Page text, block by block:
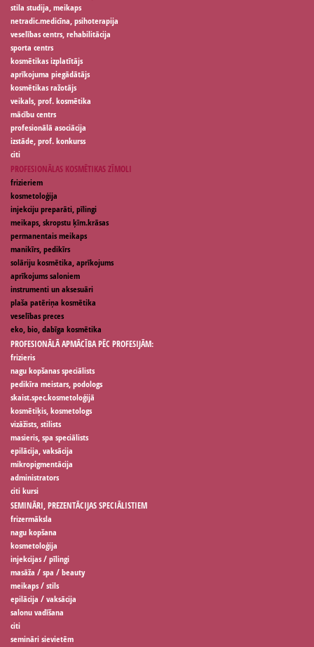
stila studija, meikaps
netradic.medicīna, psihoterapija
veselības centrs, rehabilitācija
sporta centrs
kosmētikas izplatītājs
aprīkojuma piegādātājs
kosmētikas ražotājs
veikals, prof. kosmētika
mācību centrs
profesionālā asociācija
izstāde, prof. konkurss
citi
PROFESIONĀLAS KOSMĒTIKAS ZĪMOLI
frizieriem
kosmetoloģija
injekciju preparāti, pīlingi
meikaps, skropstu ķīm.krāsas
permanentais meikaps
manikīrs, pedikīrs
solāriju kosmētika, aprīkojums
aprīkojums saloniem
instrumenti un aksesuāri
plaša patēriņa kosmētika
veselības preces
eko, bio, dabīga kosmētika
PROFESIONĀLĀ APMĀCĪBA PĒC PROFESIJĀM:
frizieris
nagu kopšanas speciālists
pedikīra meistars, podologs
skaist.spec.kosmetoloģijā
kosmētiķis, kosmetologs
vizāžists, stilists
masieris, spa speciālists
epilācija, vaksācija
mikropigmentācija
administrators
citi kursi
SEMINĀRI, PREZENTĀCIJAS SPECIĀLISTIEM
frizermāksla
nagu kopšana
kosmetoloģija
injekcijas / pīlingi
masāža / spa / beauty
meikaps / stils
epilācija / vaksācija
salonu vadīšana
citi
semināri sievietēm